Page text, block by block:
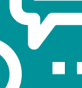
2300 ₽
2200 ₽